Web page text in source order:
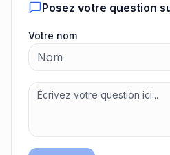
Posez votre question
Votre nom